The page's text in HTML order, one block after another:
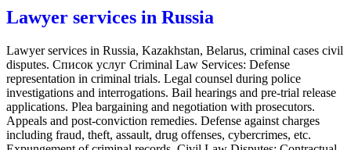
Lawyer services in Russia
Lawyer services in Russia, Kazakhstan, Belarus, criminal cases civil
disputes. Список услуг Criminal Law Services: Defense
representation in criminal trials. Legal counsel during police
investigations and interrogations. Bail hearings and pre-trial release
applications. Plea bargaining and negotiation with prosecutors.
Appeals and post-conviction remedies. Defense against charges
including fraud, theft, assault, drug offenses, cybercrimes, etc.